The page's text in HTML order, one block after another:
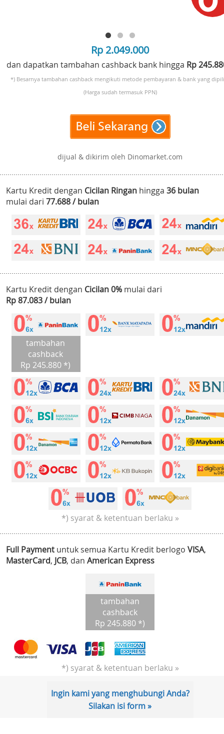
Rp 2.049.000
dan dapatkan tambahan cashback bank hingga Rp
*) Besarnya tambahan cashback mengikuti metode pembayaran & bank yang
(Harga sudah termasuk PPN)
dijual & dikirim oleh Dinomarket.com
Kartu Kredit dengan Cicilan Ringan hingga 36 bulan
mulai dari 77.688 / bulan
Kartu Kredit dengan Cicilan 0% mulai dari
Rp 87.083 / bulan
tambahan
cashback
Rp 245.880 *)
*) syarat & ketentuan berlaku »
Full Payment untuk semua Kartu Kredit berlogo VISA,
MasterCard, JCB, dan American Express
tambahan
cashback
Rp 245.880 *)
*) syarat & ketentuan berlaku »
Ingin kami yang menghubungi Anda?
Silakan isi form »